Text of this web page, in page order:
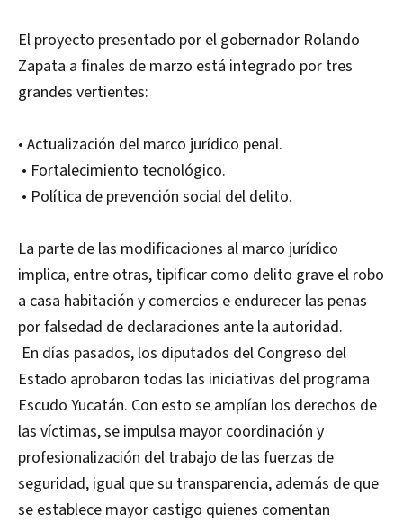
El proyecto presentado por el gobernador Rolando
Zapata a finales de marzo está integrado por tres
grandes vertientes:
• Actualización del marco jurídico penal.
• Fortalecimiento tecnológico.
• Política de prevención social del delito.
La parte de las modificaciones al marco jurídico
implica, entre otras, tipificar como delito grave el robo
a casa habitación y comercios e endurecer las penas
por falsedad de declaraciones ante la autoridad.
En días pasados, los diputados del Congreso del
Estado aprobaron todas las iniciativas del programa
Escudo Yucatán. Con esto se amplían los derechos de
las víctimas, se impulsa mayor coordinación y
profesionalización del trabajo de las fuerzas de
seguridad, igual que su transparencia, además de que
se establece mayor castigo quienes comentan